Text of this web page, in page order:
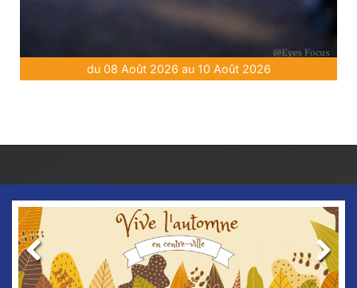
du 08 Août 2026 au 10 Août 2026
Previous Next